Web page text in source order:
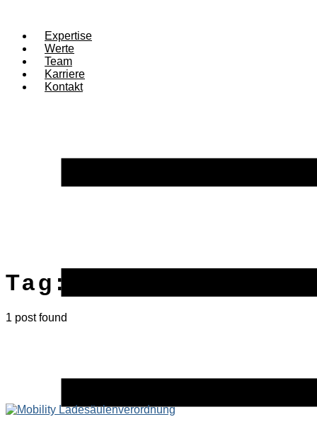
Expertise
Werte
Team
Karriere
Kontakt
Tag:
1 post found